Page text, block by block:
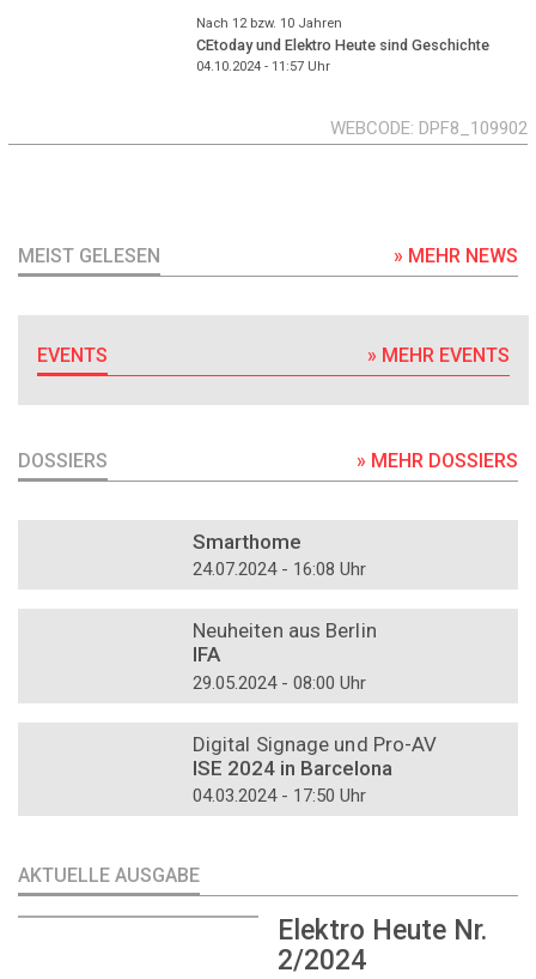
Nach 12 bzw. 10 Jahren
CEtoday und Elektro Heute sind Geschichte
04.10.2024 - 11:57Uhr
WEBCODE DPF8_109902
MEIST GELESEN » MEHR NEWS
EVENTS » MEHR EVENTS
DOSSIERS » MEHR DOSSIERS
Smarthome
24.07.2024 - 16:08 Uhr
Neuheiten aus Berlin
IFA
29.05.2024 - 08:00 Uhr
Digital Signage und Pro-AV
ISE 2024 in Barcelona
04.03.2024 - 17:50 Uhr
AKTUELLE AUSGABE
Elektro Heute Nr.
2/2024